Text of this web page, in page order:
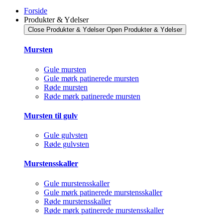
Forside
Produkter & Ydelser
Close Produkter & Ydelser Open Produkter & Ydelser
Mursten
Gule mursten
Gule mørk patinerede mursten
Røde mursten
Røde mørk patinerede mursten
Mursten til gulv
Gule gulvsten
Røde gulvsten
Murstensskaller
Gule murstensskaller
Gule mørk patinerede murstensskaller
Røde murstensskaller
Røde mørk patinerede murstensskaller